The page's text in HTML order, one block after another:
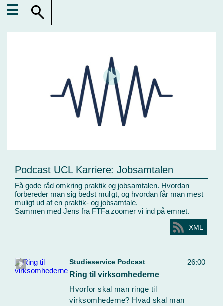
☰
Podcast UCL Karriere: Jobsamtalen
Få gode råd omkring praktik og jobsamtalen. Hvordan
forbereder man sig bedst muligt, og hvordan får man mest
muligt ud af en praktik- og jobsamtale.
Sammen med Jens fra FTFa zoomer vi ind på emnet.
XML
26:00
Studieservice Podcast
Ring til virksomhederne
Hvorfor skal man ringe til
virksomhederne? Hvad skal man